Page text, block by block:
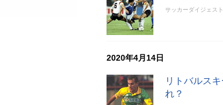
サッカーダイジェス
2020年4月14日
リトバルス
れ？